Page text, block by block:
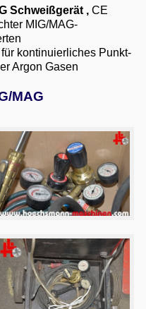
Schweißgerät , CE
MIG/MAG-
kontinuierliches Punkt-
Argon Gasen
MAG